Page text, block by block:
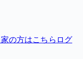
の方はこちら ログ